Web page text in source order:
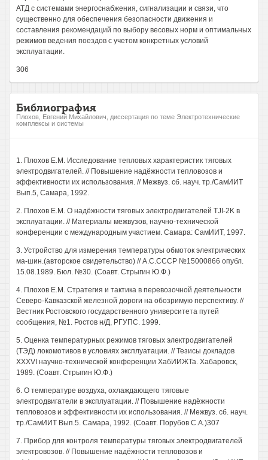
АТД с системами энергоснабжения, сигнализации и связи, что
существенно для обеспечения безопасности движения и
составления рекомендаций по выбору весовых норм и оптимальных
режимов ведения поездов с учетом конкретных условий
эксплуатации.
306
Библиография
Плохов, Евгений Михайлович, диссертация по теме Электротехнические
комплексы и системы
1. Плохов Е.М. Исследование тепловых характеристик тяговых
электродвигателей. // Повышение надёжности тепловозов и
эффективности их использования. // Межвуз. сб. науч. тр./СамИИТ
Вып.5, Самара, 1992.
2. Плохов Е.М. О надёжности тяговых электродвигателей TJI-2K в
эксплуатации. // Материалы межвузов, научно-технической
конференции с международным участием. Самара: СамИИТ, 1997.
3. Устройство для измерения температуры обмоток электрических
ма-шин.(авторское свидетельство) // А.С.СССР №15000866 опубл.
15.08.1989. Бюл. №30. (Соавт. Стрыгин Ю.Ф.)
4. Плохов Е.М. Стратегия и тактика в перевозочной деятельности
Северо-Кавказской железной дороги на обозримую перспективу. //
Вестник Ростовского государственного университета путей
сообщения, №1. Ростов н/Д, РГУПС. 1999.
5. Оценка температурных режимов тяговых электродвигателей
(ТЭД) локомотивов в условиях эксплуатации. // Тезисы докладов
XXXVI научно-технической конференции ХабИИЖТа. Хабаровск,
1989. (Соавт. Стрыгин Ю.Ф.)
6. О температуре воздуха, охлаждающего тяговые
электродвигатели в эксплуатации. // Повышение надёжности
тепловозов и эффективности их использования. // Межвуз. сб. науч.
тр./СамИИТ Вып.5. Самара, 1992. (Соавт. Порубов С.А.)307
7. Прибор для контроля температуры тяговых электродвигателей
электровозов. // Повышение надёжности тепловозов и